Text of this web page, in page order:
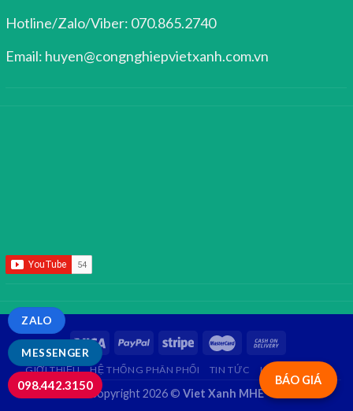
Hotline/Zalo/Viber: 070.865.2740
Email: huyen@congnghiepvietxanh.com.vn
BÁO GIÁ
GIỚI THIỆU HỆ THỐNG PHÂN PHỐI TIN TỨC LIÊN HỆ
Copyright 2026 © Viet Xanh MHE
MESSENGER
ZALO
098.442.3150